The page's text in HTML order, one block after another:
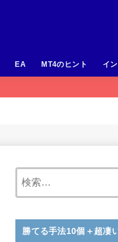
EA MT4のヒント イ
勝てる手法10個＋超凄